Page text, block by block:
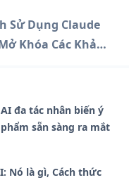
Sử Dụng Claude
Khóa Các Khả
đa tác nhân biến ý
sẵn sàng ra mắt
Nó là gì, Cách thức